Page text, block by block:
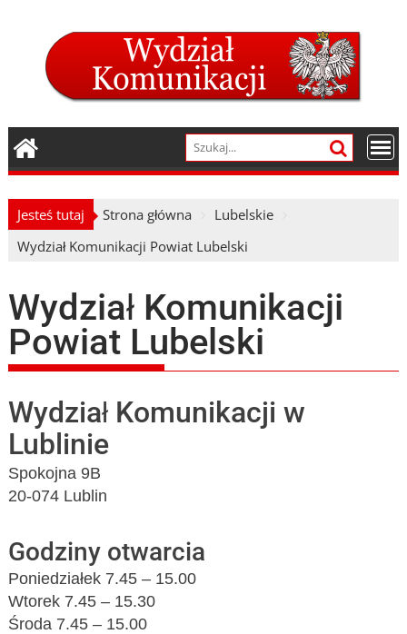
Jesteś tutaj Strona główna
Lubelskie
Wydział Komunikacji Powiat Lubelski
Wydział Komunikacji
Powiat Lubelski
Wydział Komunikacji w
Lublinie
Spokojna 9B
20-074 Lublin
Godziny otwarcia
Poniedziałek 7.45 – 15.00
Wtorek 7.45 – 15.30
Środa 7.45 – 15.00